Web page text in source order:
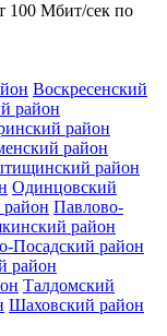
100 Мбит/сек по
Воскресенский
район
район
район
район
Одинцовский
район Павлово-
район
Посадский район
район
Талдомский
Шаховский район